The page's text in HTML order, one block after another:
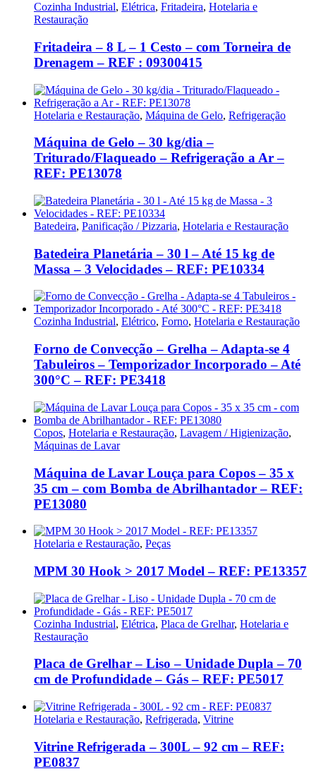
Cozinha Industrial, Elétrica, Fritadeira, Hotelaria e
Restauração
Fritadeira – 8 L – 1 Cesto – com Torneira de
Drenagem – REF : 09300415
Hotelaria e Restauração, Máquina de Gelo, Refrigeração
Máquina de Gelo – 30 kg/dia –
Triturado/Flaqueado – Refrigeração a Ar –
REF: PE13078
Batedeira, Panificação / Pizzaria, Hotelaria e Restauração
Batedeira Planetária – 30 l – Até 15 kg de
Massa – 3 Velocidades – REF: PE10334
Cozinha Industrial, Elétrico, Forno, Hotelaria e Restauração
Forno de Convecção – Grelha – Adapta-se 4
Tabuleiros – Temporizador Incorporado – Até
300°C – REF: PE3418
Copos, Hotelaria e Restauração, Lavagem / Higienização,
Máquinas de Lavar
Máquina de Lavar Louça para Copos – 35 x
35 cm – com Bomba de Abrilhantador – REF:
PE13080
Hotelaria e Restauração, Peças
MPM 30 Hook > 2017 Model – REF: PE13357
Cozinha Industrial, Elétrica, Placa de Grelhar, Hotelaria e
Restauração
Placa de Grelhar – Liso – Unidade Dupla – 70
cm de Profundidade – Gás – REF: PE5017
Hotelaria e Restauração, Refrigerada, Vitrine
Vitrine Refrigerada – 300L – 92 cm – REF:
PE0837